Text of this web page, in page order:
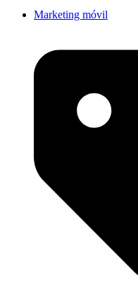
Marketing móvil